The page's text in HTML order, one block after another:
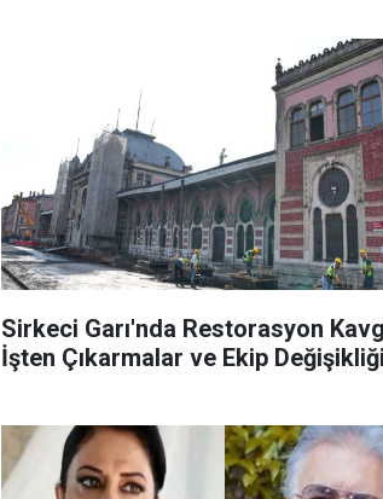
Sirkeci Garı'nda Restorasyon
İşten Çıkarmalar ve Ekip Değişikliği